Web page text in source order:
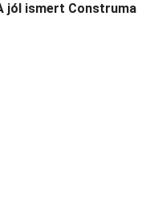
jól ismert Construma